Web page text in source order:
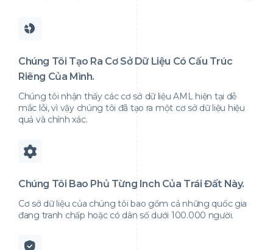
Chúng Tôi Tạo Ra Cơ Sở Dữ Liệu Có Cấu Trúc
Riêng Của Mình.
Chúng tôi nhận thấy các cơ sở dữ liệu AML hiện tại dễ
mắc lỗi, vì vậy chúng tôi đã tạo ra một cơ sở dữ liệu hiệu
quả và chính xác.
Chúng Tôi Bao Phủ Từng Inch Của Trái Đất Này.
Cơ sở dữ liệu của chúng tôi bao gồm cả những quốc gia
đang tranh chấp hoặc có dân số dưới 100.000 người.